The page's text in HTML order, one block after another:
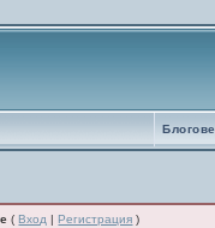
Блогове
(Вход |Регистрация )